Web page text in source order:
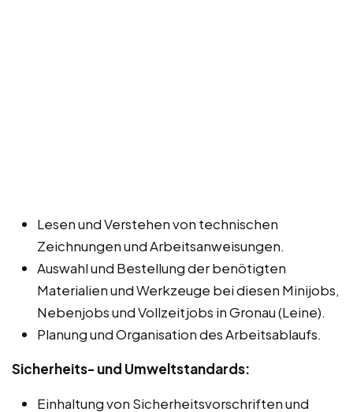
Lesen und Verstehen von technischen
Zeichnungen und Arbeitsanweisungen.
Auswahl und Bestellung der benötigten
Materialien und Werkzeuge bei diesen Minijobs,
Nebenjobs und Vollzeitjobs in Gronau (Leine).
Planung und Organisation des Arbeitsablaufs.
Sicherheits- und Umweltstandards:
Einhaltung von Sicherheitsvorschriften und